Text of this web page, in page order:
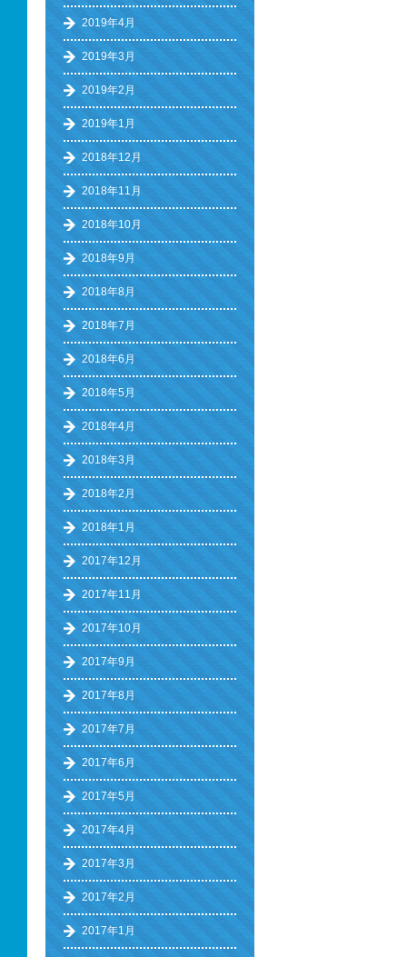
2019年4月
2019年3月
2019年2月
2019年1月
2018年12月
2018年11月
2018年10月
2018年9月
2018年8月
2018年7月
2018年6月
2018年5月
2018年4月
2018年3月
2018年2月
2018年1月
2017年12月
2017年11月
2017年10月
2017年9月
2017年8月
2017年7月
2017年6月
2017年5月
2017年4月
2017年3月
2017年2月
2017年1月